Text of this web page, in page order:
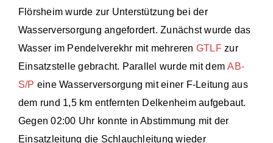
Flörsheim wurde zur Unterstützung bei der
Wasserversorgung angefordert. Zunächst wurde das
Wasser im Pendelverekhr mit mehreren GTLFzur
Einsatzstelle gebracht. Parallel wurde mit demAB-
S/P eine Wasserversorgung mit einer F-Leitung aus
dem rund 1,5 km entfernten Delkenheim aufgebaut.
Gegen 02:00 Uhr konnte in Abstimmung mit der
Einsatzleitung die Schlauchleitung wieder